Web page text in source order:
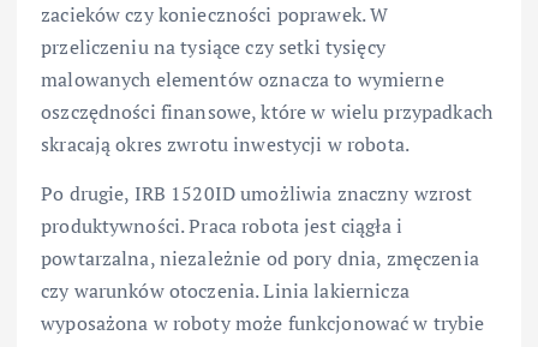
zacieków czy konieczności poprawek. W
przeliczeniu na tysiące czy setki tysięcy
malowanych elementów oznacza to wymierne
oszczędności finansowe, które w wielu przypadkach
skracają okres zwrotu inwestycji w robota.
Po drugie, IRB 1520ID umożliwia znaczny wzrost
produktywności. Praca robota jest ciągła i
powtarzalna, niezależnie od pory dnia, zmęczenia
czy warunków otoczenia. Linia lakiernicza
wyposażona w roboty może funkcjonować w trybie